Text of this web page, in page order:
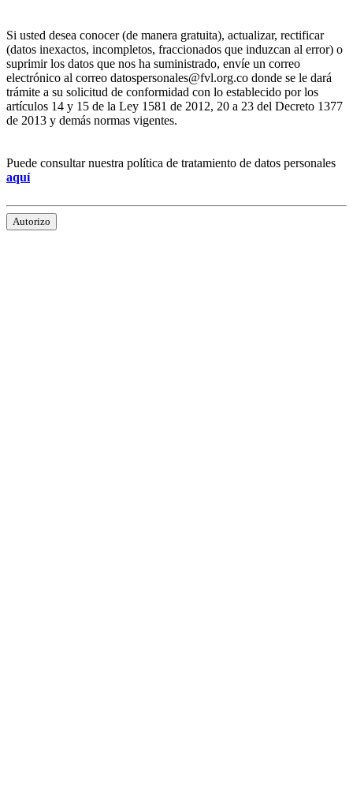
Si usted desea conocer (de manera gratuita), actualizar, rectificar
(datos inexactos, incompletos, fraccionados que induzcan al error) o
suprimir los datos que nos ha suministrado, envíe un correo
electrónico al correo datospersonales@fvl.org.co donde se le dará
trámite a su solicitud de conformidad con lo establecido por los
artículos 14 y 15 de la Ley 1581 de 2012, 20 a 23 del Decreto 1377
de 2013 y demás normas vigentes.
Puede consultar nuestra política de tratamiento de datos personales
aquí
Autorizo